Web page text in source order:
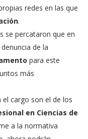
redes en las que
.
se percataron que en
de la
para este
más
cargo son el de los
en Ciencias de
a la normativa